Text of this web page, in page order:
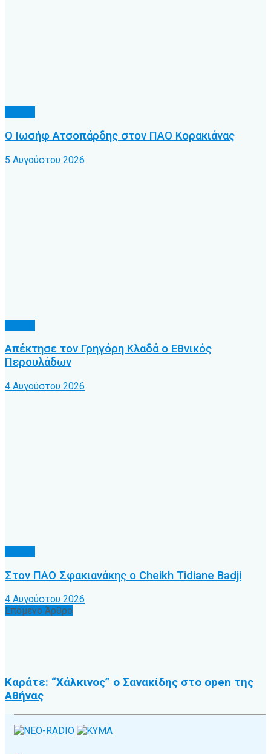
Ο Ιωσήφ Ατσοπάρδης στον ΠΑΟ Κορακιάνας
5 Αυγούστου 2026
Απέκτησε τον Γρηγόρη Κλαδά ο Εθνικός
Περουλάδων
4 Αυγούστου 2026
Στον ΠΑΟ Σφακιανάκης ο Cheikh Tidiane Badji
4 Αυγούστου 2026
Επόμενο Άρθρο
Καράτε: “Χάλκινος” ο Σανακίδης στο open της
Αθήνας